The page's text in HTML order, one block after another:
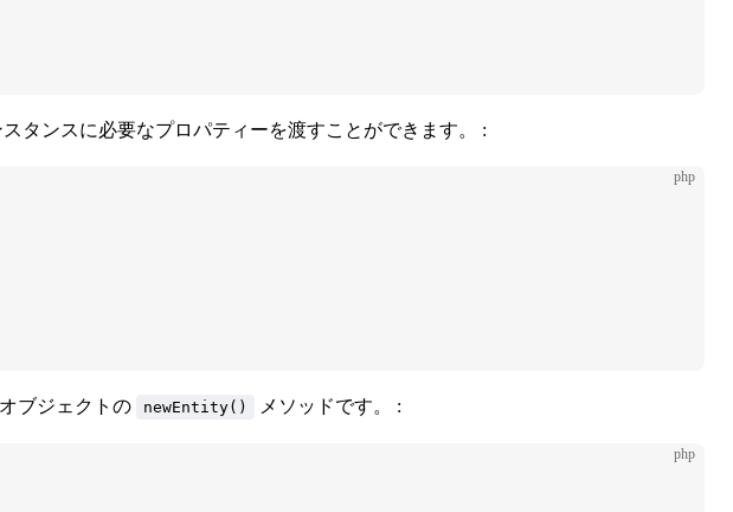
タンスに必要なプロパティーを渡すことができます。 :
php
オブジェクトの newEntity() メソッドです。 :
php